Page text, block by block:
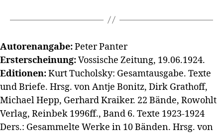
Autorenangabe:Peter Panter
Ersterscheinung:Vossische Zeitung, 19.06.1924.
Editionen:Kurt Tucholsky: Gesamtausgabe. Texte
und Briefe. Hrsg. von Antje Bonitz, Dirk Grathoff,
Michael Hepp, Gerhard Kraiker. 22 Bände, Rowohlt
Verlag, Reinbek 1996ff., Band 6. Texte 1923-1924
Ders.: Gesammelte Werke in 10 Bänden. Hrsg. von